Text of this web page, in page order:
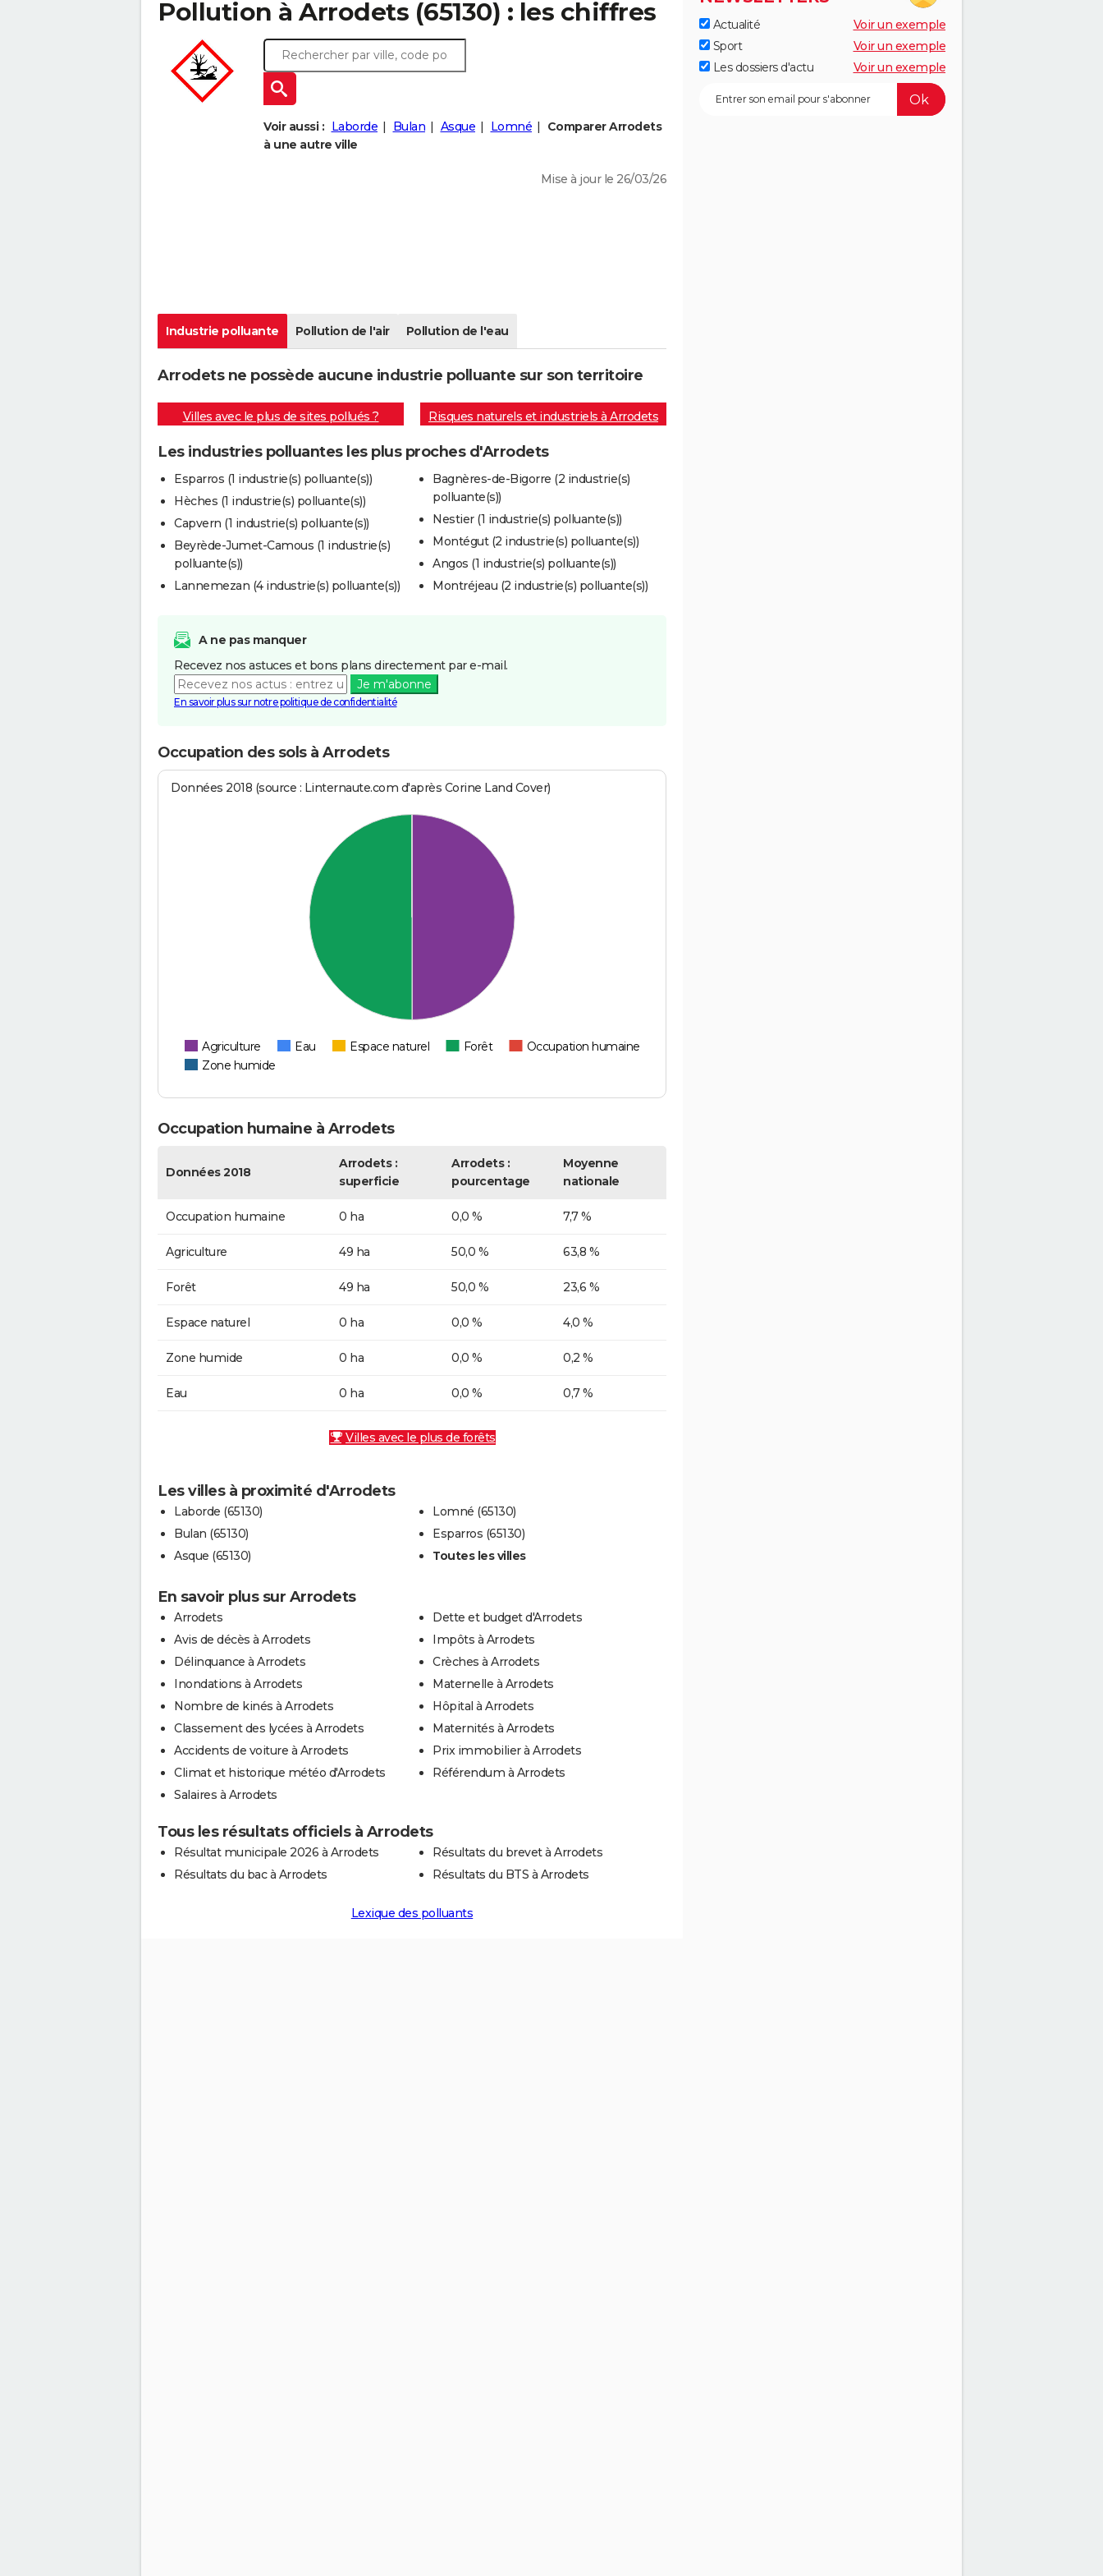
Pollution à Arrodets (65130) : les chiffres
Voir aussi : Laborde Bulan Asque Lomné
Comparer Arrodets
à une autre ville
Mise à jour le 26/03/26
Industrie polluante Pollution de l'air Pollution de l'eau
Arrodets ne possède aucune industrie polluante sur son territoire
Villes avec le plus de sites pollués ? Risques naturels et industriels à Arrodets
Les industries polluantes les plus proches d'Arrodets
Esparros (1 industrie(s) polluante(s))
Hèches (1 industrie(s) polluante(s))
Capvern (1 industrie(s) polluante(s))
Beyrède-Jumet-Camous (1 industrie(s)
polluante(s))
Lannemezan (4 industrie(s) polluante(s))
Bagnères-de-Bigorre (2 industrie(s)
polluante(s))
Nestier (1 industrie(s) polluante(s))
Montégut (2 industrie(s) polluante(s))
Angos (1 industrie(s) polluante(s))
Montréjeau (2 industrie(s) polluante(s))
A ne pas manquer
Recevez nos astuces et bons plans directement par e-mail.
Je m'abonne
En savoir plus sur notre politique de confidentialité
Occupation des sols à Arrodets
Données 2018 (source : Linternaute.com d'après Corine Land Cover)
Agriculture Eau Espace naturel Forêt
Occupation humaine
Zone humide
Occupation humaine à Arrodets
Données 2018
Arrodets :
superficie
Arrodets :
pourcentage
Moyenne
nationale
Occupation humaine 0 ha 0,0 % 7,7 %
Agriculture 49 ha 50,0 % 63,8 %
Forêt 49 ha 50,0 % 23,6 %
Espace naturel 0 ha 0,0 % 4,0 %
Zone humide 0 ha 0,0 % 0,2 %
Eau 0 ha 0,0 % 0,7 %
Villes avec le plus de forêts
Les villes à proximité d'Arrodets
Laborde (65130)
Bulan (65130)
Asque (65130)
Lomné (65130)
Esparros (65130)
Toutes les villes
En savoir plus sur Arrodets
Arrodets
Avis de décès à Arrodets
Délinquance à Arrodets
Inondations à Arrodets
Nombre de kinés à Arrodets
Classement des lycées à Arrodets
Accidents de voiture à Arrodets
Climat et historique météo d'Arrodets
Salaires à Arrodets
Dette et budget d'Arrodets
Impôts à Arrodets
Crèches à Arrodets
Maternelle à Arrodets
Hôpital à Arrodets
Maternités à Arrodets
Prix immobilier à Arrodets
Référendum à Arrodets
Tous les résultats officiels à Arrodets
Résultat municipale 2026 à Arrodets
Résultats du bac à Arrodets
Résultats du brevet à Arrodets
Résultats du BTS à Arrodets
Lexique des polluants
Actualité
Voir un exemple
Sport
Voir un exemple
Les dossiers d'actu
Voir un exemple